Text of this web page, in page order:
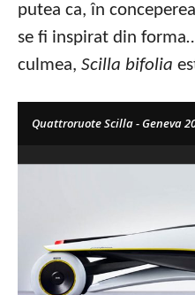
putea ca, în
se fi inspirat din
culmea, Scilla bifolia
Quattroruote Scilla - Geneva